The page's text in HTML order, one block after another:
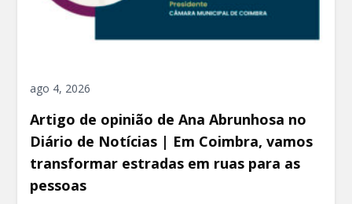
ago 4, 2026
Artigo de opinião de Ana Abrunhosa no
Diário de Notícias | Em Coimbra, vamos
transformar estradas em ruas para as
pessoas